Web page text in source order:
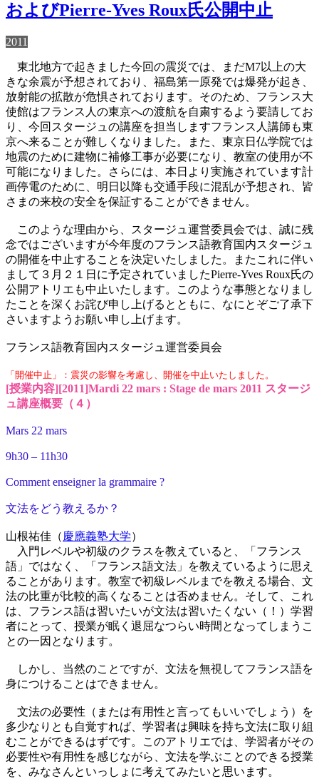
およびPierre-Yves Roux氏公開中止
2011
東北地方で起きました今回の震災では、まだM7以上の大
きな余震が予想されており、福島第一原発では爆発が起き、
放射能の拡散が危惧されております。そのため、フランス大
使館はフランス人の東京への渡航を自粛するよう要請してお
り、今回スタージュの講座を担当しますフランス人講師も東
京へ来ることが難しくなりました。また、東京日仏学院では
地震のために建物に補修工事が必要になり、教室の使用が不
可能になりました。さらには、本日より実施されています計
画停電のために、明日以降も交通手段に混乱が予想され、皆
さまの来校の安全を保証することができません。
このような理由から、スタージュ運営委員会では、誠に残
念ではございますが今年度のフランス語教育国内スタージュ
の開催を中止することを決定いたしました。またこれに伴い
まして３月２１日に予定されていましたPierre-Yves Roux氏の
公開アトリエも中止いたします。このような事態となりまし
たことを深くお詫び申し上げるとともに、なにとぞご了承下
さいますようお願い申し上げます。
フランス語教育国内スタージュ運営委員会
「開催中止」：震災の影響を考慮し、開催を中止いたしました。
[授業内容][2011]Mardi 22 mars : Stage de mars 2011 スタージ
ュ講座概要（４）
Mars 22 mars
9h30 – 11h30
Comment enseigner la grammaire ?
文法をどう教えるか？
山根祐佳（ 慶應義塾大学）
入門レベルや初級のクラスを教えていると、「フランス
語」ではなく、「フランス語文法」を教えているように思え
ることがあります。教室で初級レベルまでを教える場合、文
法の比重が比較的高くなることは否めません。そして、これ
は、フランス語は習いたいが文法は習いたくない（！）学習
者にとって、授業が眠く退屈なつらい時間となってしまうこ
との一因となります。
しかし、当然のことですが、文法を無視してフランス語を
身につけることはできません。
文法の必要性（または有用性と言ってもいいでしょう）を
多少なりとも自覚すれば、学習者は興味を持ち文法に取り組
むことができるはずです。このアトリエでは、学習者がその
必要性や有用性を感じながら、文法を学ぶことのできる授業
を、みなさんといっしょに考えてみたいと思います。